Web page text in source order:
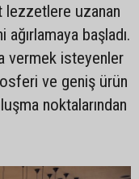
lezzetlere uzanan
başladı.
vermek isteyenler
ve geniş ürün
noktalarından